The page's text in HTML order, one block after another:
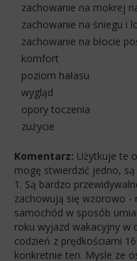
zachowanie na mokrej
zachowanie na śniegu i
zachowanie na błocie
komfort
poziom hałasu
wygląd
opory toczenia
zużycie
Komentarz: Użytkuje te
mogę stwierdzić jedno,
1. Są bardzo
zachowują się wzorowo -
samochód w sposób
roku wyjazd wakacyjny w
codzień z prędkościami
konkretnie ten. Mysle ze